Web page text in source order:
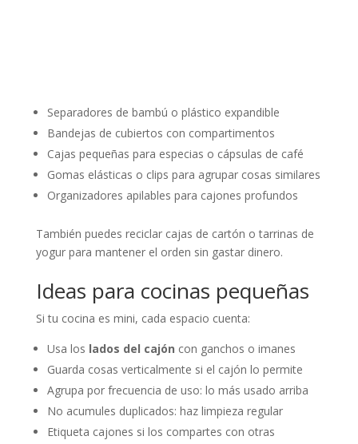
Separadores de bambú o plástico expandible
Bandejas de cubiertos con compartimentos
Cajas pequeñas para especias o cápsulas de café
Gomas elásticas o clips para agrupar cosas similares
Organizadores apilables para cajones profundos
También puedes reciclar cajas de cartón o tarrinas de
yogur para mantener el orden sin gastar dinero.
Ideas para cocinas pequeñas
Si tu cocina es mini, cada espacio cuenta:
Usa los lados del cajón con ganchos o imanes
Guarda cosas verticalmente si el cajón lo permite
Agrupa por frecuencia de uso: lo más usado arriba
No acumules duplicados: haz limpieza regular
Etiqueta cajones si los compartes con otras